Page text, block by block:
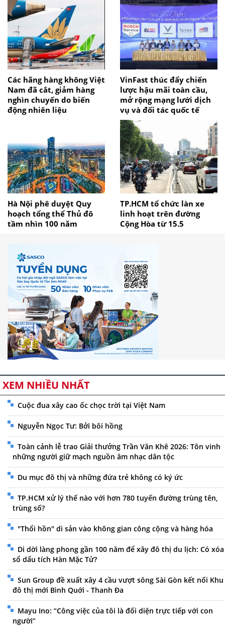
Các hãng hàng không Việt
Nam đã cắt, giảm hàng
nghìn chuyến do biến
động nhiên liệu
VinFast thúc đẩy chiến
lược hậu mãi toàn cầu,
mở rộng mạng lưới dịch
vụ và đối tác quốc tế
Hà Nội phê duyệt Quy
hoạch tổng thể Thủ đô
tầm nhìn 100 năm
TP.HCM tổ chức làn xe
linh hoạt trên đường
Cộng Hòa từ 15.5
XEM NHIỀU NHẤT
Cuộc đua xây cao ốc chọc trời tại Việt Nam
Nguyễn Ngọc Tư: Bởi bôi hồng
Toàn cảnh lễ trao Giải thưởng Trần Văn Khê 2026: Tôn vinh
những người giữ mạch nguồn âm nhạc dân tộc
Du mục đô thị và những đứa trẻ không có ký ức
TP.HCM xử lý thế nào với hơn 780 tuyến đường trùng tên,
trùng số?
"Thổi hồn" di sản vào không gian công cộng và hàng hóa
Di dời làng phong gần 100 năm để xây đô thị du lịch: Có xóa
sổ dấu tích Hàn Mặc Tử?
Sun Group đề xuất xây 4 cầu vượt sông Sài Gòn kết nối Khu
đô thị mới Bình Quới - Thanh Đa
Mayu Ino: “Công việc của tôi là đối diện trực tiếp với con
người”